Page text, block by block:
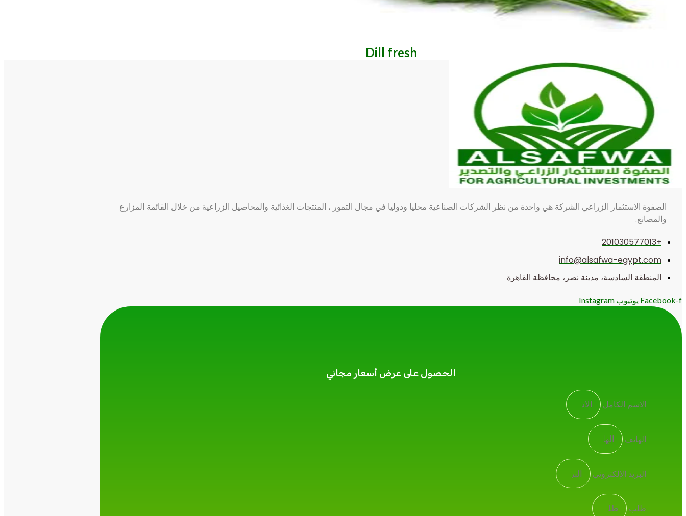
Dill fresh
الصفوة الاستثمار الزراعي الشركة هي واحدة من نظر الشركات الصناعية محليا ودوليا في مجال التمور ، المنتجات الغذائية والمحاصيل الزراعية من خلال القائمة المزارع
والمصانع.
+201030577013
info@alsafwa-egypt.com
المنطقة السادسة، مدينة نصر، محافظة القاهرة
Facebook-f يوتيوب Instagram
الحصول على عرض أسعار مجاني
الاسم الكامل
الهاتف
البريد الإلكتروني
طلب